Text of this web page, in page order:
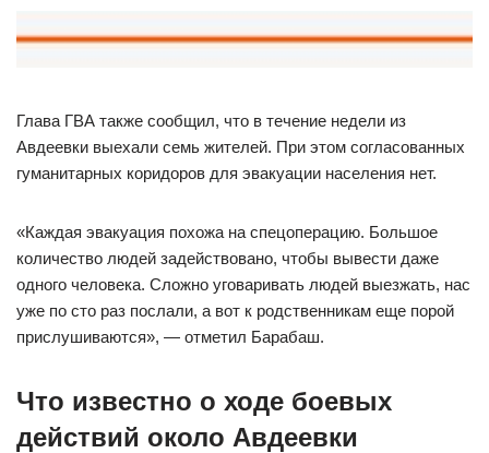
Глава ГВА также сообщил, что в течение недели из
Авдеевки выехали семь жителей. При этом согласованных
гуманитарных коридоров для эвакуации населения нет.
«Каждая эвакуация похожа на спецоперацию. Большое
количество людей задействовано, чтобы вывести даже
одного человека. Сложно уговаривать людей выезжать, нас
уже по сто раз послали, а вот к родственникам еще порой
прислушиваются», — отметил Барабаш.
Что известно о ходе боевых
действий около Авдеевки